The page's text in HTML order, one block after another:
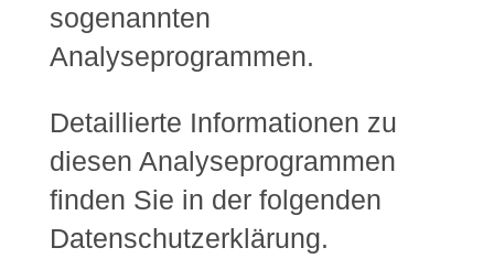
sogenannten
Analyseprogrammen.
Detaillierte Informationen zu
diesen Analyseprogrammen
finden Sie in der folgenden
Datenschutzerklärung.